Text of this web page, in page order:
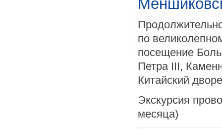
по
посещение
Петра III,
Китайский
Экскурсия
месяца)